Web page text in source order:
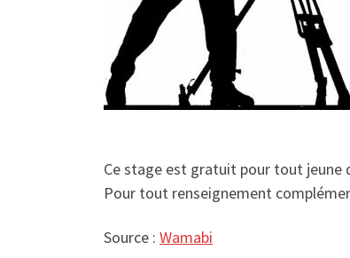
Ce stage est gratuit pour tout jeune
Pour tout renseignement
Source : Wamabi